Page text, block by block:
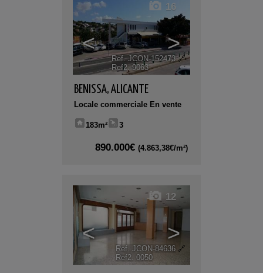
< >
16
Ref. JCON-152473 🔗
Ref2. 9063
BENISSA, ALICANTE
Locale commerciale En vente
183m² 3
890.000€ (4.863,38€/m²)
< >
12
Ref. JCON-84636 🔗
Ref2. 0050